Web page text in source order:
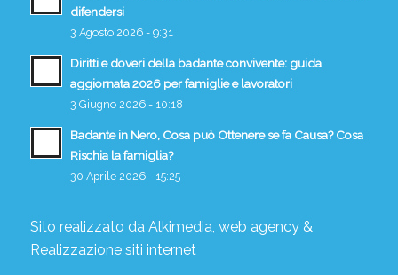
difendersi
3 Agosto 2026 - 9:31
Diritti e doveri della badante convivente: guida
aggiornata 2026 per famiglie e lavoratori
3 Giugno 2026 - 10:18
Badante in Nero, Cosa può Ottenere se fa Causa? Cosa
Rischia la famiglia?
30 Aprile 2026 - 15:25
Sito realizzato da Alkimedia, web agency&
Realizzazione siti internet